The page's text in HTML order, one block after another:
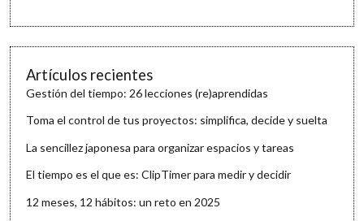
Artículos recientes
Gestión del tiempo: 26 lecciones (re)aprendidas
Toma el control de tus proyectos: simplifica, decide y suelta
La sencillez japonesa para organizar espacios y tareas
El tiempo es el que es: ClipTimer para medir y decidir
12 meses, 12 hábitos: un reto en 2025